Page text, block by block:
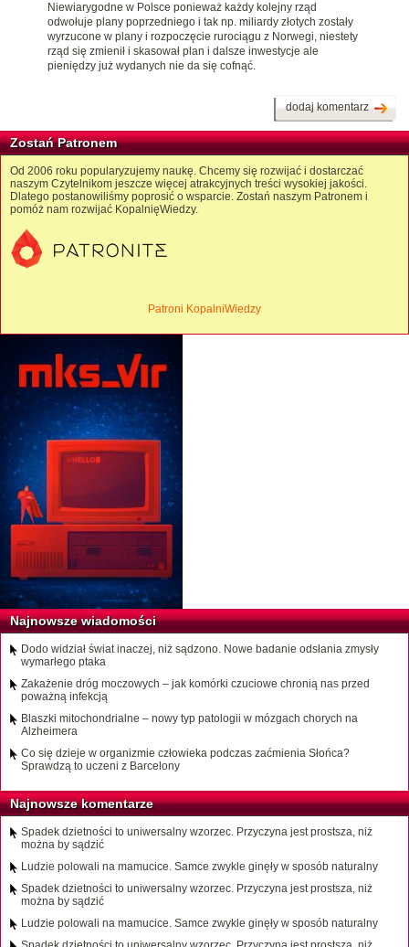
Niewiarygodne w Polsce ponieważ każdy kolejny rząd
odwołuje plany poprzedniego i tak np. miliardy złotych zostały
wyrzucone w plany i rozpoczęcie rurociągu z Norwegi, niestety
rząd się zmienił i skasował plan i dalsze inwestycje ale
pieniędzy już wydanych nie da się cofnąć.
dodaj komentarz
Zostań Patronem
Od 2006 roku popularyzujemy naukę. Chcemy się rozwijać i dostarczać
naszym Czytelnikom jeszcze więcej atrakcyjnych treści wysokiej jakości.
Dlatego postanowiliśmy poprosić o wsparcie. Zostań naszym Patronem i
pomóż nam rozwijać KopalnięWiedzy.
Patroni KopalniWiedzy
Najnowsze wiadomości
Dodo widział świat inaczej, niż sądzono. Nowe badanie odsłania zmysły
wymarłego ptaka
Zakażenie dróg moczowych – jak komórki czuciowe chronią nas przed
poważną infekcją
Blaszki mitochondrialne – nowy typ patologii w mózgach chorych na
Alzheimera
Co się dzieje w organizmie człowieka podczas zaćmienia Słońca?
Sprawdzą to uczeni z Barcelony
Najnowsze komentarze
Spadek dzietności to uniwersalny wzorzec. Przyczyna jest prostsza, niż
można by sądzić
Ludzie polowali na mamucice. Samce zwykle ginęły w sposób naturalny
Spadek dzietności to uniwersalny wzorzec. Przyczyna jest prostsza, niż
można by sądzić
Ludzie polowali na mamucice. Samce zwykle ginęły w sposób naturalny